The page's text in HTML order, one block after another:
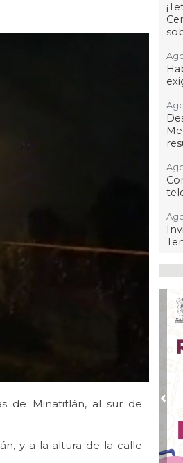
de Minatitlán, al sur de
y a la altura de la calle